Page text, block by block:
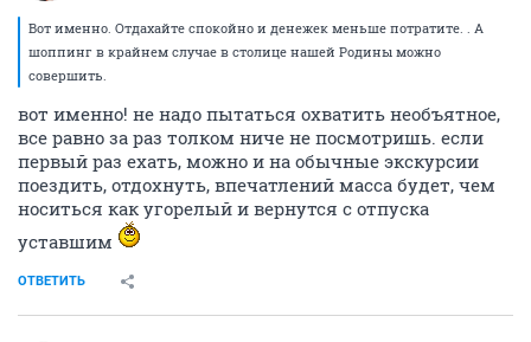
Вот именно. Отдахайте спокойно и денежек меньше потратите. . А
шоппинг в крайнем случае в столице нашей Родины можно
совершить.
вот именно! не надо пытаться охватить необъятное,
все равно за раз толком ниче не посмотришь. если
первый раз ехать, можно и на обычные экскурсии
поездить, отдохнуть, впечатлений масса будет, чем
носиться как угорелый и вернутся с отпуска
уставшим
ОТВЕТИТЬ